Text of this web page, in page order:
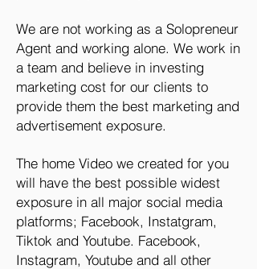
We are not working as a Solopreneur
Agent and working alone. We work in
a team and believe in investing
marketing cost for our clients to
provide them the best marketing and
advertisement exposure.
The home Video we created for you
will have the best possible widest
exposure in all major social media
platforms; Facebook, Instatgram,
Tiktok and Youtube. Facebook,
Instagram, Youtube and all other